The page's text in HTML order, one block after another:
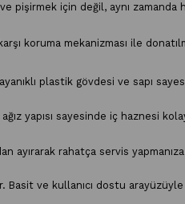
pişirmek için değil, aynı zamanda
koruma mekanizması ile
plastik gövdesi ve sapı
yapısı sayesinde iç haznesi
ayırarak rahatça servis
Basit ve kullanıcı dostu